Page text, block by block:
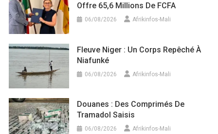
Offre 65,6 Millions De FCFA
06/08/2026 Afrikinfos-Mali
Fleuve Niger : Un Corps Repêché À
Niafunké
06/08/2026 Afrikinfos-Mali
Douanes : Des Comprimés De
Tramadol Saisis
06/08/2026 Afrikinfos-Mali